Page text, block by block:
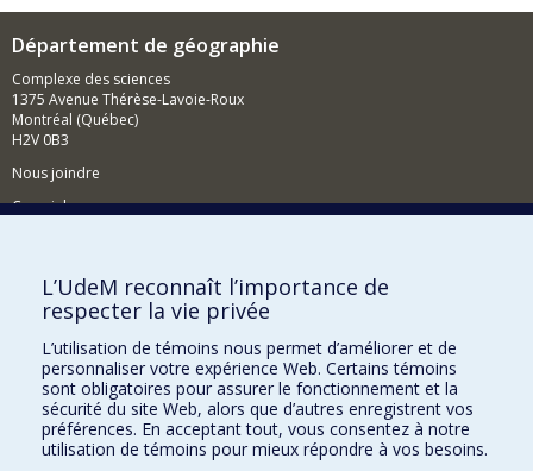
Département de géographie
Complexe des sciences
1375 Avenue Thérèse-Lavoie-Roux
Montréal (Québec)
H2V 0B3
Nous joindre
Courriel
Nouvelles
Activités
Comment soutenir le Département?
BESOIN D'AIDE?
Plan du site
L’UdeM reconnaît l’importance de
respecter la vie privée
L’utilisation de témoins nous permet d’améliorer et de
personnaliser votre expérience Web. Certains témoins
sont obligatoires pour assurer le fonctionnement et la
sécurité du site Web, alors que d’autres enregistrent vos
préférences. En acceptant tout, vous consentez à notre
utilisation de témoins pour mieux répondre à vos besoins.